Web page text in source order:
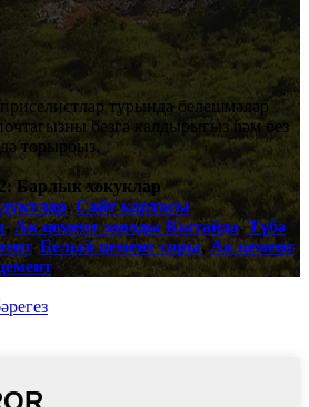
турында белешмәләр
безгә калдырыгыз һәм без
торырбыз.
Барлык хокуклар
,Сайт картасы
,Ак цемент заводы Кытайда, Түбә
,Белый цемент соры, Ак цемент
,